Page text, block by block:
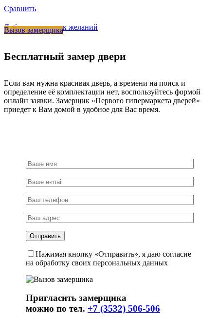
раздвижных
MHS153
мат.хром,
Сравнить
Добавить в список желаний
Вызов замерщика
Бесплатный замер двери
Если вам нужна красивая дверь, а времени на поиск и
определение её комплектации нет, воспользуйтесь формой
онлайн заявки. Замерщик «Первого гипермаркета дверей»
приедет к Вам домой в удобное для Вас время.
Нажимая кнопку «Отправить», я даю согласие
на обработку своих персональных данных
Пригласить замерщика
можно по тел. +7 (3532) 506-506